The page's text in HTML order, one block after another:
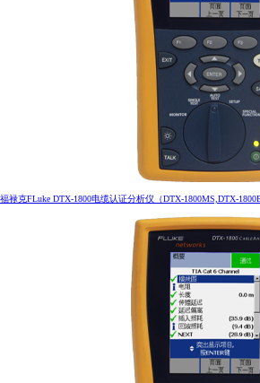
福禄克FLuke DTX-1800电缆认证分析仪（DTX-1800MS,DTX-